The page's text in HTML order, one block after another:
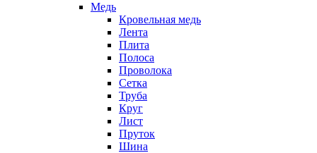
Медь
Кровельная медь
Лента
Плита
Полоса
Проволока
Сетка
Труба
Круг
Лист
Пруток
Шина